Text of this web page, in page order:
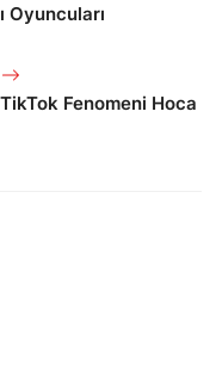
Oyuncuları
Fenomeni Hoca